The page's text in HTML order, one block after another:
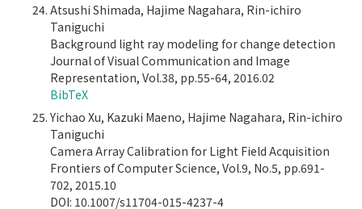
Atsushi Shimada, Hajime Nagahara, Rin-ichiro
Taniguchi
Background light ray modeling for change detection
Journal of Visual Communication and Image
Representation, Vol.38, pp.55-64, 2016.02
BibTeX
Yichao Xu, Kazuki Maeno, Hajime Nagahara, Rin-ichiro
Taniguchi
Camera Array Calibration for Light Field Acquisition
Frontiers of Computer Science, Vol.9, No.5, pp.691-
702, 2015.10
DOI: 10.1007/s11704-015-4237-4